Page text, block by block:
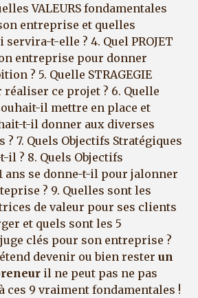
VALEURS fondamentales
entreprise et quelles
servira-t-elle ? 4. Quel PROJET
entreprise pour donner
? 5. Quelle STRAGEGIE
ce projet ? 6. Quelle
il mettre en place et
t-il donner aux diverses
7. Quels Objectifs Stratégiques
il ? 8. Quels Objectifs
ans se donne-t-il pour jalonner
? 9. Quelles sont les
de valeur pour ses clients
et quels sont les 5
juge clés pour son entreprise ?
devenir ou bien rester un
il ne peut pas ne pas
ces 9 vraiment fondamentales !